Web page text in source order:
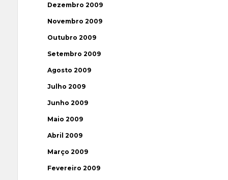
Dezembro 2009
Novembro 2009
Outubro 2009
Setembro 2009
Agosto 2009
Julho 2009
Junho 2009
Maio 2009
Abril 2009
Março 2009
Fevereiro 2009